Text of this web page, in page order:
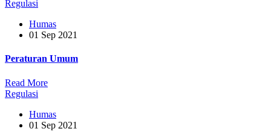
Regulasi
Humas
01 Sep 2021
Peraturan Umum
Read More
Regulasi
Humas
01 Sep 2021